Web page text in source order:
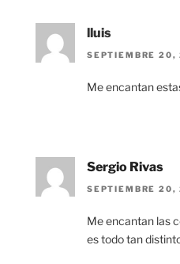
lluis
SEPTIEMBRE 20,
Me encantan
Sergio Rivas
SEPTIEMBRE
Me encantan las
es todo tan